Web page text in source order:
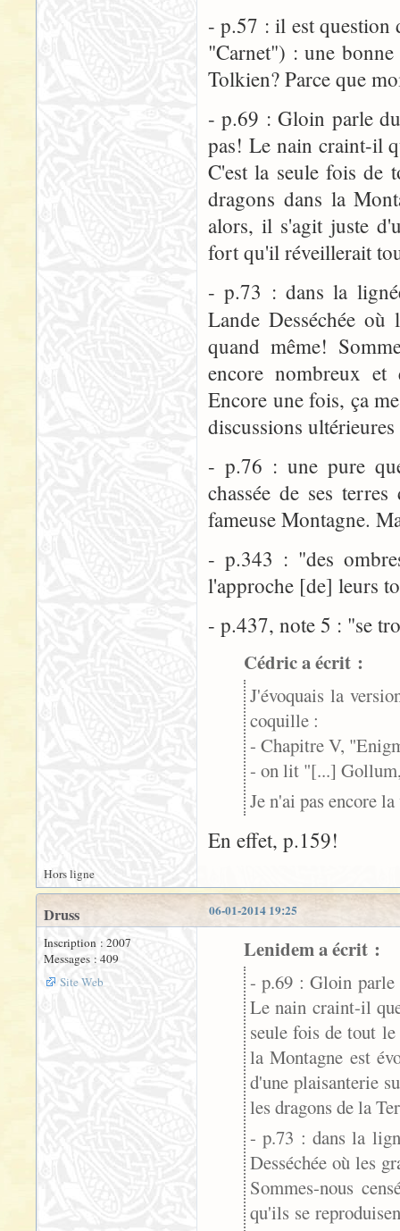
- p.57 : il est question
"Carnet") : une
Tolkien? Parce que
- p.69 : Gloin parle
pas! Le nain craint-il
C'est la seule fois de
dragons dans la
alors, il s'agit juste
fort qu'il réveillerait
- p.73 : dans la
Lande Desséchée
quand même!
encore nombreux et
Encore une fois, ça
discussions
- p.76 : une pure
chassée de ses
fameuse Montagne.
- p.343 : "des
l'approche [de] leurs
- p.437, note 5 : "se
Cédric a écrit :
J'évoquais la
coquille :
- Chapitre V,
- on lit "[...]
Je n'ai pas encore
En effet, p.159!
Hors ligne
06-01-2014 19:25
Druss
Inscription : 2007
Messages : 409
Site Web
Lenidem a écrit :
- p.69 : Gloin parle
Le nain craint-il
seule fois de tout
la Montagne est
d'une plaisanterie
les dragons de la
- p.73 : dans la
Desséchée où les
Sommes-nous
qu'ils se